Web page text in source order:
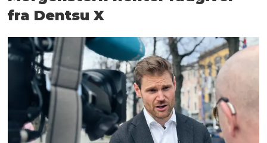
fra Dentsu X